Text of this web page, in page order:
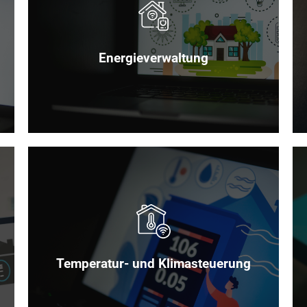
Energieverwaltung
Ein Smarthome-Energieverwaltungssystem
optimiert den Stromverbrauch durch intelligente
Steuerung von Geräten und bietet Echtzeit-
Einblicke in den Energieverbrauch. So spart ihr
Kosten und schont die Umwelt.
Temperatur- und Klimasteuerung
Ein Smarthome-System für Temperatur- und
Klimasteuerung ermöglicht die automatische
Anpassung der Raumtemperatur für optimalen
Komfort und Energieeinsparung. Steuert euer
Klima per App oder Sprachbefehl.